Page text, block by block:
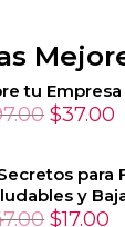
tu
El
original
era:
$37.00
Secretos para
y
El
$17.00